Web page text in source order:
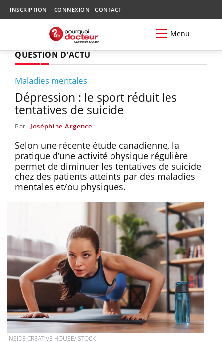
INSCRIPTION CONNEXION CONTACT
Menu
QUESTION D'ACTU
Maladies mentales
Dépression : le sport réduit les
tentatives de suicide
Par Joséphine Argence
Selon une récente étude canadienne, la
pratique d’une activité physique régulière
permet de diminuer les tentatives de suicide
chez des patients atteints par des maladies
mentales et/ou physiques.
INSIDE CREATIVE HOUSE/ISTOCK